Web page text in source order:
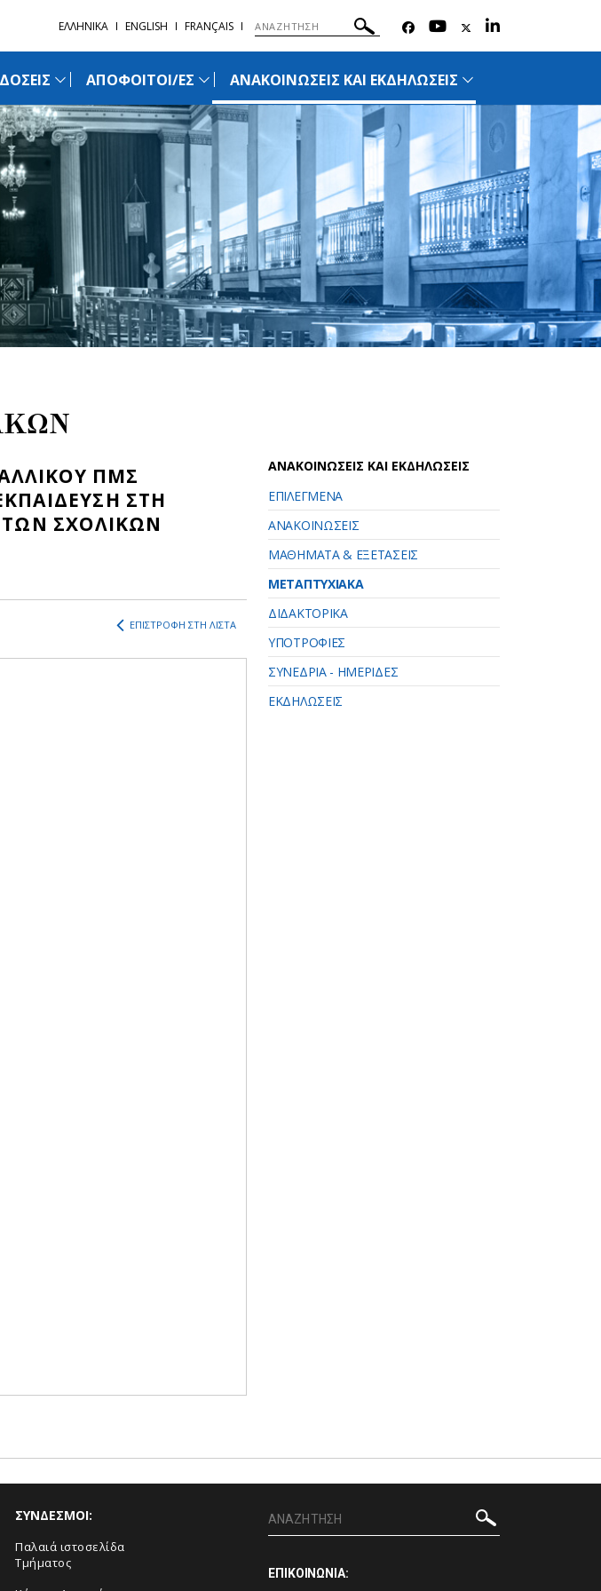
ΕΛΛΗΝΙΚΑ ENGLISH FRANÇAIS
ΑΠΟΦΟΙΤΟΙ/ΕΣ ΑΝΑΚΟΙΝΩΣΕΙΣ ΚΑΙ ΕΚΔΗΛΩΣΕΙΣ
ΠΜΣ
ΣΤΗ
ΤΩΝ ΣΧΟΛΙΚΩΝ
ΕΠΙΣΤΡΟΦΗ ΣΤΗ ΛΙΣΤΑ
ΑΝΑΚΟΙΝΩΣΕΙΣ ΚΑΙ ΕΚΔΗΛΩΣΕΙΣ
ΕΠΙΛΕΓΜΕΝΑ
ΑΝΑΚΟΙΝΩΣΕΙΣ
ΜΑΘΗΜΑΤΑ & ΕΞΕΤΑΣΕΙΣ
ΜΕΤΑΠΤΥΧΙΑΚΑ
ΔΙΔΑΚΤΟΡΙΚΑ
ΥΠΟΤΡΟΦΙΕΣ
ΣΥΝΕΔΡΙΑ - ΗΜΕΡΙΔΕΣ
ΕΚΔΗΛΩΣΕΙΣ
ΣΥΝΔΕΣΜΟΙ:
Παλαιά ιστοσελίδα
Τμήματος
ΕΠΙΚΟΙΝΩΝΙΑ: